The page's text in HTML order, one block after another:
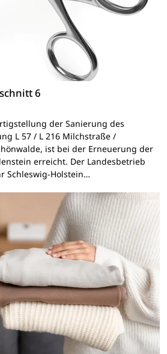
6
der Sanierung des
L 57 / L 216 Milchstraße /
ist bei der Erneuerung der
erreicht. Der Landesbetrieb
Schleswig-Holstein…